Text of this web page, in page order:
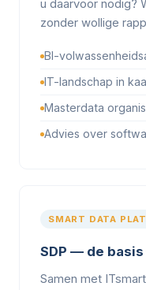
u daarvoor nodig?
zonder wollige
BI-
IT-landschap in
Masterdata
Advies over
SMART DATA
SDP — de
Samen met